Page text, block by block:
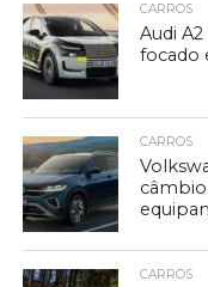
CARROS
Audi
focado
CARROS
CARROS